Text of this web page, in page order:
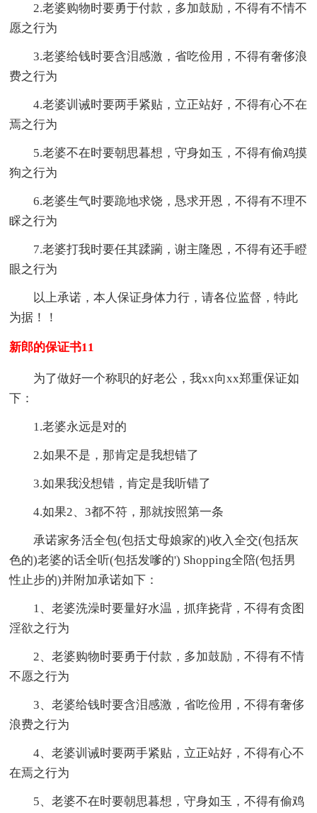
2.老婆购物时要勇于付款，多加鼓励，不得有不情不
愿之行为
3.老婆给钱时要含泪感激，省吃俭用，不得有奢侈浪
费之行为
4.老婆训诫时要两手紧贴，立正站好，不得有心不在
焉之行为
5.老婆不在时要朝思暮想，守身如玉，不得有偷鸡摸
狗之行为
6.老婆生气时要跪地求饶，恳求开恩，不得有不理不
睬之行为
7.老婆打我时要任其蹂躏，谢主隆恩，不得有还手瞪
眼之行为
以上承诺，本人保证身体力行，请各位监督，特此
为据！！
新郎的保证书11
为了做好一个称职的好老公，我xx向xx郑重保证如
下：
1.老婆永远是对的
2.如果不是，那肯定是我想错了
3.如果我没想错，肯定是我听错了
4.如果2、3都不符，那就按照第一条
承诺家务活全包(包括丈母娘家的)收入全交(包括灰
色的)老婆的话全听(包括发嗲的') Shopping全陪(包括男
性止步的)并附加承诺如下：
1、老婆洗澡时要量好水温，抓痒挠背，不得有贪图
淫欲之行为
2、老婆购物时要勇于付款，多加鼓励，不得有不情
不愿之行为
3、老婆给钱时要含泪感激，省吃俭用，不得有奢侈
浪费之行为
4、老婆训诫时要两手紧贴，立正站好，不得有心不
在焉之行为
5、老婆不在时要朝思暮想，守身如玉，不得有偷鸡